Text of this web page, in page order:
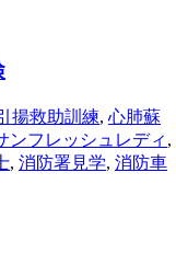
揚救助訓練, 心肺蘇
ンフレッシュレディ ,
, 消防署見学, 消防車